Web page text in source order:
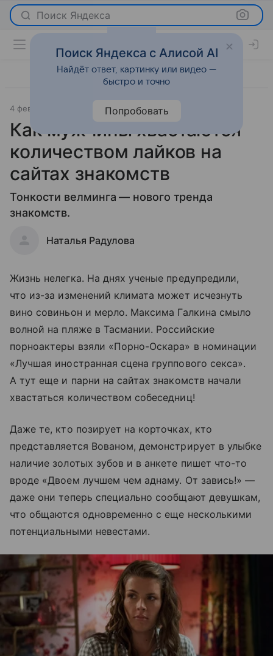
Поиск Яндекса
4 февраля 2020 Коммерсантъ-Огонек
Как мужчины хвастаются
количеством лайков на
сайтах знакомств
Тонкости велминга — нового тренда
знакомств.
Наталья Радулова
Жизнь нелегка. На днях ученые предупредили,
что из-за изменений климата может исчезнуть
вино совиньон и мерло. Максима Галкина смыло
волной на пляже в Тасмании. Российские
порноактеры взяли «Порно-Оскара» в номинации
«Лучшая иностранная сцена группового секса».
А тут еще и парни на сайтах знакомств начали
хвастаться количеством собеседниц!
Даже те, кто позирует на корточках, кто
представляется Вованом, демонстрирует в улыбке
наличие золотых зубов и в анкете пишет что-то
вроде «Двоем лучшем чем аднаму. От завись!» —
даже они теперь специально сообщают девушкам,
что общаются одновременно с еще несколькими
потенциальными невестами.
Поиск Яндекса с Алисой AI
Найдёт ответ, картинку или видео —
быстро и точно
Попробовать